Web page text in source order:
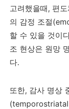
고려했을때, 편
의 감정 조절
할 수 있을 것이
조 현상은 원망
다.
또한, 감사 명상